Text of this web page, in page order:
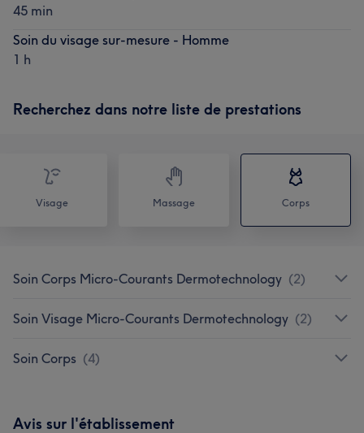
45 min
Soin du visage sur-mesure - Homme
1 h
Recherchez dans notre liste de prestations
Visage Massage Corps
Soin Corps Micro-Courants Dermotechnology (2)
Soin Visage Micro-Courants Dermotechnology (2)
Soin Corps (4)
Avis sur l'établissement